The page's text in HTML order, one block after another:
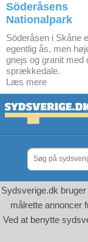
Söderåsens
Nationalpark
Söderåsen i Skåne
egentlig ås, men
gnejs og granit med
sprækkedale.
Læs mere
Sydsverige.dk
målrette annoncer
Ved at benytte